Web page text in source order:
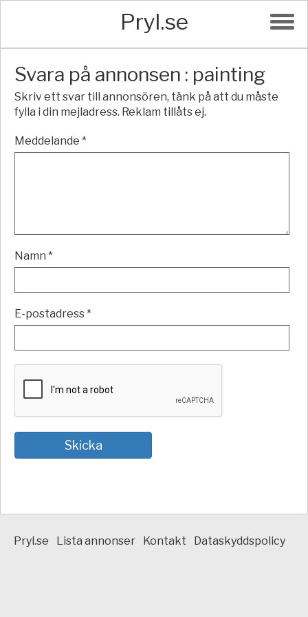
Pryl.se
Svara på annonsen : painting
Skriv ett svar till annonsören, tänk på att du måste
fylla i din mejladress. Reklam tillåts ej.
Meddelande *
Namn *
E-postadress *
Pryl.se Lista annonser Kontakt Dataskyddspolicy